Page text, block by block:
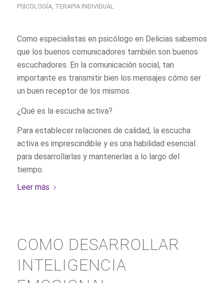
PSICOLOGÍA, TERAPIA INDIVIDUAL
Como especialistas en psicólogo en Delicias sabemos
que los buenos comunicadores también son buenos
escuchadores. En la comunicación social, tan
importante es transmitir bien los mensajes cómo ser
un buen receptor de los mismos.
¿Qué es la escucha activa?
Para establecer relaciones de calidad, la escucha
activa es imprescindible y es una habilidad esencial
para desarrollarlas y mantenerlas a lo largo del
tiempo.
Leer más
COMO DESARROLLAR
INTELIGENCIA